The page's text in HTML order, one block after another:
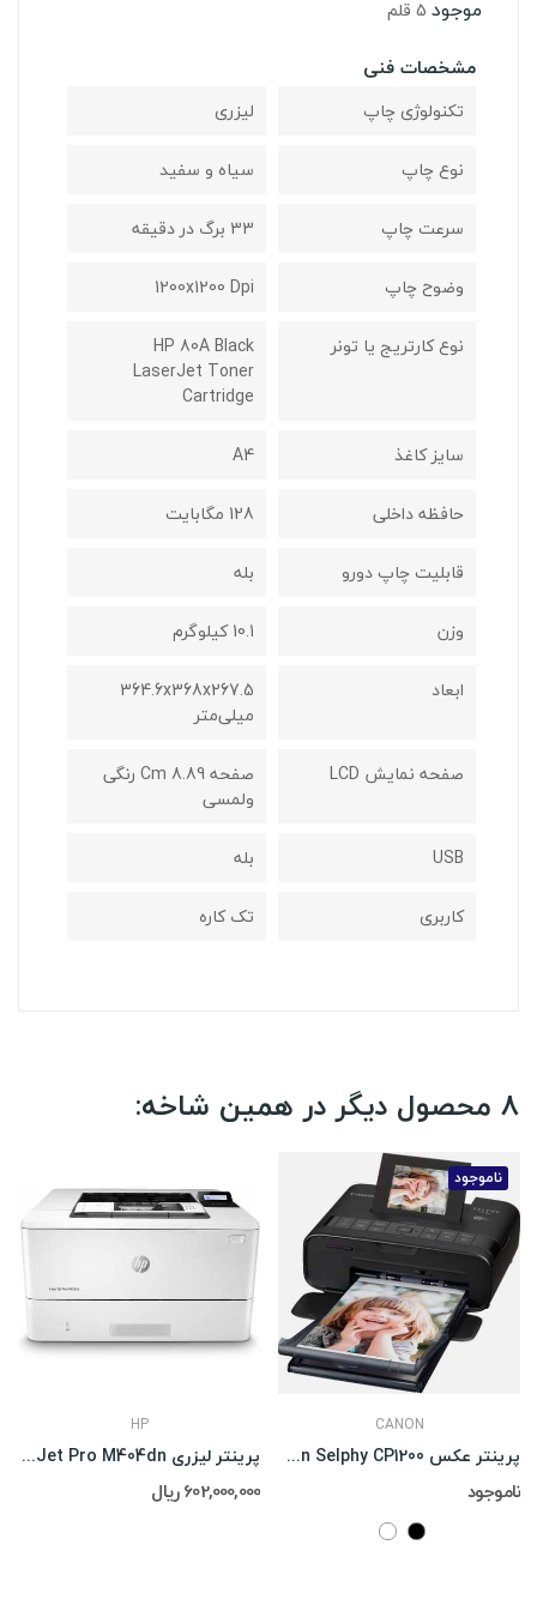
موجود 5 قلم
مشخصات فنی
تکنولوژی چاپ
لیزری
نوع چاپ
سیاه و سفید
سرعت چاپ
33 برگ در دقیقه
وضوح چاپ
1200x1200 Dpi
نوع کارتریج یا تونر
HP 80A Black
LaserJet Toner
Cartridge
سایز کاغذ
A4
حافظه داخلی
128 مگابایت
قابلیت چاپ دورو
بله
وزن
10.1 کیلوگرم
ابعاد
364.6x368x267.5
میلی‌متر
صفحه نمایش LCD
صفحه 8.89 Cm رنگی
ولمسی
USB
بله
کاربری
تک کاره
8 محصول دیگر در همین شاخه:
HP
پرینتر لیزری HP LaserJet Pro M404dn
602,000,000 ریال
ناموجود
CANON
پرینتر عکس Canon Selphy CP1200
ناموجود